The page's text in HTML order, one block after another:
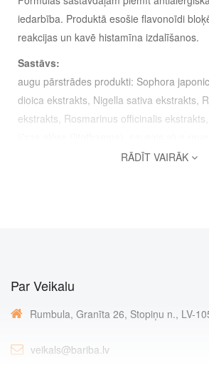
iedarbība. Produktā esošie flavonoīdi
reakcijas un kavē histamīna izdalīšanos.
Sastāvs:
augu pārstrādes produkti: Sophora
dioica ekstrakts, Nigella sativa ekstrakts,
ekstrakts, Rosmarinus officinalis
no austeru čaumalām, kalcijs laktāts,
Savvaļas roze
Spirulina
60
Rozmarīns
RĀDĪT VAIRĀK
Par Veikalu
Rumbula, Granīta 26, Stopiņu n., LV-
veikals@bariba.lv